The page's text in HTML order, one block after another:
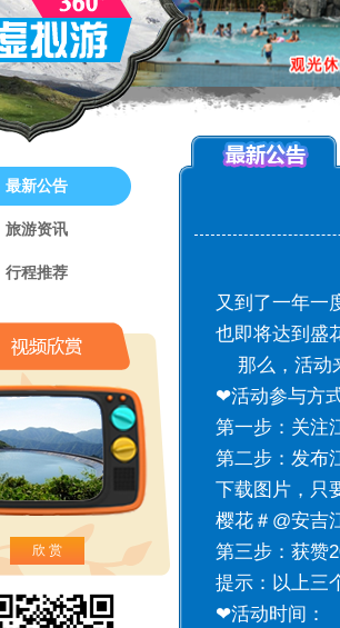
最新公告
旅游资讯
行程推荐
欣 赏
又到了一年一
也即将达到盛
那么，活动
❤活动参与方
第一步：关注
第二步：发布
下载图片，只
樱花＃@安吉
第三步：获赞
提示：以上三
❤活动时间：